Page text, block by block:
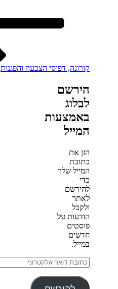
קורונה, דפוסי הצבעה והפגנות
הירשם
לבלוג
באמצעות
המייל
הזן את
כתובת
המייל שלך
כדי
להירשם
לאתר
ולקבל
הודעות על
פוסטים
חדשים
במייל.
כתובת
דואר
אלקטרוני